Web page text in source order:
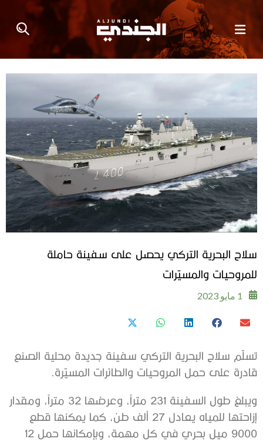
سلاح البحرية التركي يحصل على سفينة حاملة
للمروحيات والمسيّرات
1 مايو 2023
تسلّم سلاح البحرية التركي سفينة جديدة محلية الصنع
قادرة على حمل المروحيات والطائرات المسيّرة.
ويبلغ طول السفينة 231 متراً، وعرضها 32 متراً، ومقدار
إزاحتها للمياه يعادل 27 ألف طن، كما يمكنها قطع
9000 ميل بحري في كل مهمة، وبإمكانها حمل 12